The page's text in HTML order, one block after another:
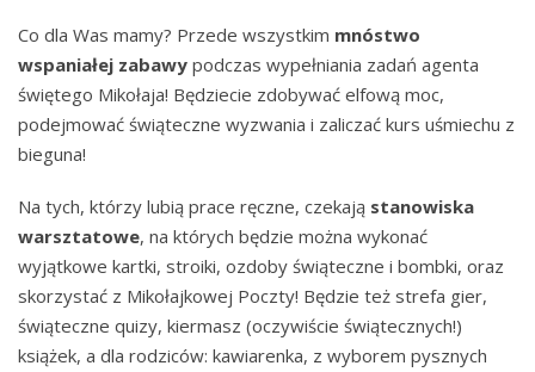
Co dla Was mamy? Przede wszystkim mnóstwo
wspaniałej zabawy podczas wypełniania zadań agenta
świętego Mikołaja! Będziecie zdobywać elfową moc,
podejmować świąteczne wyzwania i zaliczać kurs uśmiechu z
bieguna!
Na tych, którzy lubią prace ręczne, czekają stanowiska
warsztatowe, na których będzie można wykonać
wyjątkowe kartki, stroiki, ozdoby świąteczne i bombki, oraz
skorzystać z Mikołajkowej Poczty! Będzie też strefa gier,
świąteczne quizy, kiermasz (oczywiście świątecznych!)
książek, a dla rodziców: kawiarenka, z wyborem pysznych